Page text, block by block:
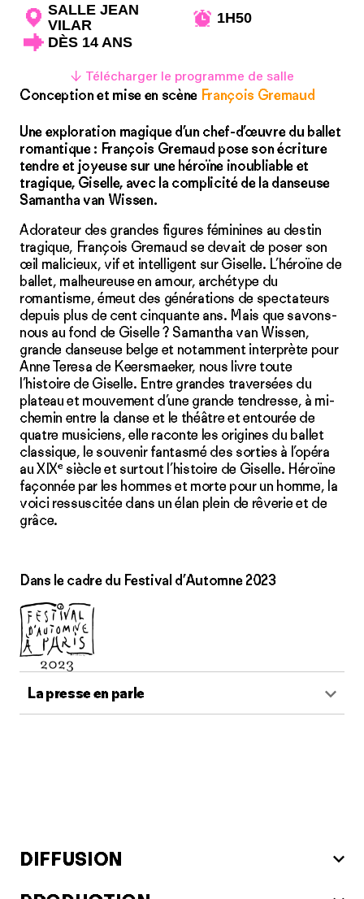
SALLE JEAN
VILAR
1H50
DÈS 14 ANS
↓ Télécharger le programme de salle
Conception et mise en scène François Gremaud
Une exploration magique d’un chef-d’œuvre du ballet
romantique : François Gremaud pose son écriture
tendre et joyeuse sur une héroïne inoubliable et
tragique, Giselle, avec la complicité de la danseuse
Samantha van Wissen.
Adorateur des grandes figures féminines au destin
tragique, François Gremaud se devait de poser son
œil malicieux, vif et intelligent sur Giselle. L’héroïne de
ballet, malheureuse en amour, archétype du
romantisme, émeut des générations de spectateurs
depuis plus de cent cinquante ans. Mais que savons-
nous au fond de Giselle ? Samantha van Wissen,
grande danseuse belge et notamment interprète pour
Anne Teresa de Keersmaeker, nous livre toute
l’histoire de Giselle. Entre grandes traversées du
plateau et mouvement d’une grande tendresse, à mi-
chemin entre la danse et le théâtre et entourée de
quatre musiciens, elle raconte les origines du ballet
classique, le souvenir fantasmé des sorties à l’opéra
au XIXe siècle et surtout l’histoire de Giselle. Héroïne
façonnée par les hommes et morte pour un homme, la
voici ressuscitée dans un élan plein de rêverie et de
grâce.
Dans le cadre du Festival d’Automne 2023
La presse en parle
DIFFUSION